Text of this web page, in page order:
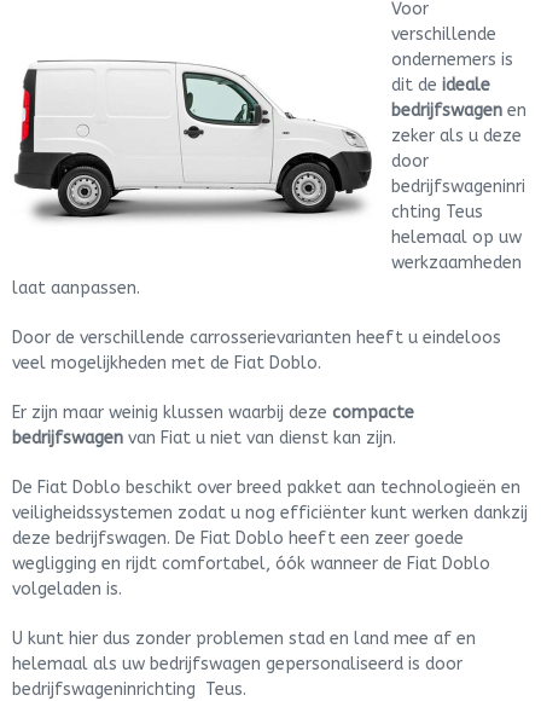
Voor
verschillende
ondernemers is
dit de ideale
bedrijfswagen en
zeker als u deze
door
bedrijfswageninri
chting Teus
helemaal op uw
werkzaamheden
laat aanpassen.
Door de verschillende carrosserievarianten heeft u eindeloos
veel mogelijkheden met de Fiat Doblo.
Er zijn maar weinig klussen waarbij deze compacte
bedrijfswagen van Fiat u niet van dienst kan zijn.
De Fiat Doblo beschikt over breed pakket aan technologieën en
veiligheidssystemen zodat u nog efficiënter kunt werken dankzij
deze bedrijfswagen. De Fiat Doblo heeft een zeer goede
wegligging en rijdt comfortabel, óók wanneer de Fiat Doblo
volgeladen is.
U kunt hier dus zonder problemen stad en land mee af en
helemaal als uw bedrijfswagen gepersonaliseerd is door
bedrijfswageninrichting Teus.